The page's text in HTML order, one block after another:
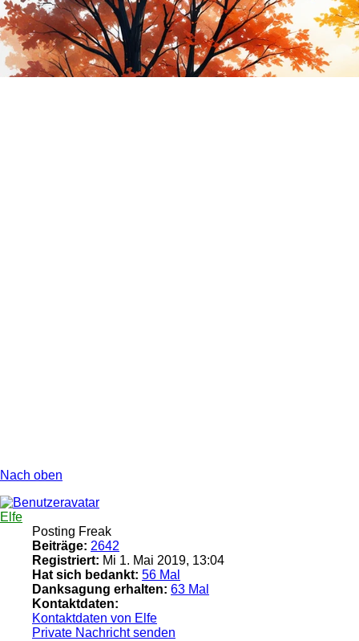
Nach oben
Elfe
Posting Freak
Beiträge: 2642
Registriert: Mi 1. Mai 2019, 13:04
Hat sich bedankt: 56 Mal
Danksagung erhalten: 63 Mal
Kontaktdaten:
Kontaktdaten von Elfe
Private Nachricht senden